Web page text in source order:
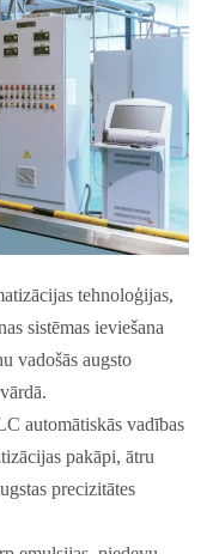
tehnoloģijas,
sistēmas ieviešana
vadošās augsto
automātiskās vadības
pakāpi, ātru
precizitātes